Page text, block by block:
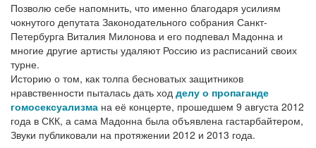
Позволю себе напомнить, что именно благодаря усилиям
чокнутого депутата Законодательного собрания Санкт-
Петербурга Виталия Милонова и его подпевал Мадонна и
многие другие артисты удаляют Россию из расписаний своих
турне.
Историю о том, как толпа бесноватых защитников
нравственности пыталась дать ход делу о пропаганде
гомосексуализма на её концерте, прошедшем 9 августа 2012
года в СКК, а сама Мадонна была объявлена гастарбайтером,
Звуки публиковали на протяжении 2012 и 2013 года.